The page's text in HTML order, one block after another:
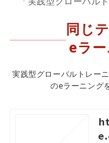
同じ
eラ
実践型グローバルトレー
のeラーニング